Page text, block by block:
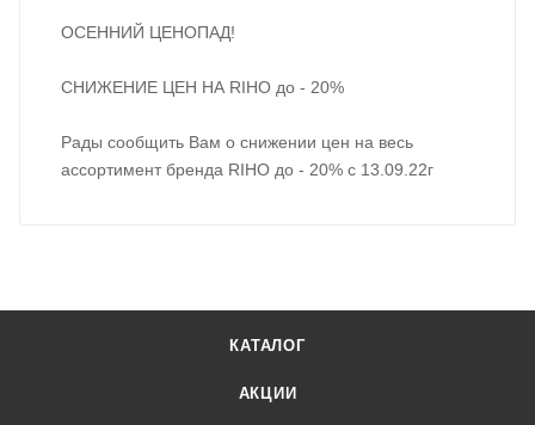
ОСЕННИЙ ЦЕНОПАД!
СНИЖЕНИЕ ЦЕН НА RIHO до - 20%
Рады сообщить Вам о снижении цен на весь
ассортимент бренда RIHO до - 20% с 13.09.22г
КАТАЛОГ
АКЦИИ